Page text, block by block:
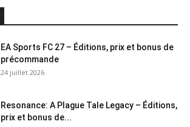
EA Sports FC 27 – Éditions, prix et bonus de
précommande
24 juillet 2026
Resonance: A Plague Tale Legacy – Éditions,
prix et bonus de...